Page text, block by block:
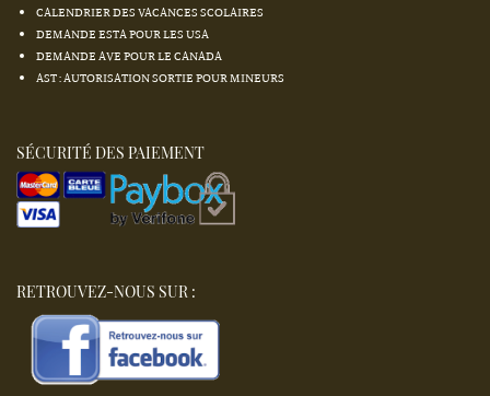
CALENDRIER DES VACANCES SCOLAIRES
DEMANDE ESTA POUR LES USA
DEMANDE AVE POUR LE CANADA
AST : AUTORISATION SORTIE POUR MINEURS
SÉCURITÉ DES PAIEMENT
RETROUVEZ-NOUS SUR :